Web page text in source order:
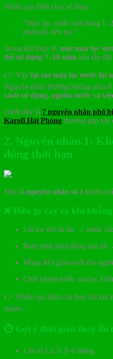
Nhiều gia đình chia sẻ rằng:
“Máy lọc nước mới dùng
phải sửa liên tục.”
Trong khi thực tế, một máy lọc
thể sử dụng 7–10 năm nếu lắp
👉 Vậy tại sao máy lọc nước lại
Nguyên nhân thường không nằm
cách sử dụng, nguồn nước và
Dưới đây là 7 nguyên nhân phổ
Karofi Hải Phòng thường gặp khi
2. Nguyên nhân 1:
đúng thời hạn
Đây là nguyên nhân số 1 khiến
❌ Điều gì xảy ra khi
Lõi lọc thô bị tắc → nước
Bơm phải hoạt động quá tải
Màng RO giảm tuổi thọ
Chất lượng nước sau lọc
👉 Nhiều gia đình chỉ thay lõi khi
muộn.
⏱ Gợi ý thời gian thay lõi
Lõi số 1,2,3: 3–6 tháng